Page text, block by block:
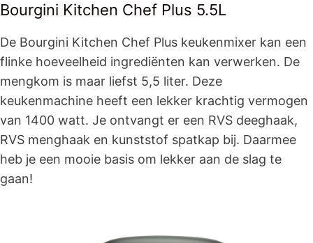
Bourgini Kitchen Chef Plus 5.5L
De Bourgini Kitchen Chef Plus keukenmixer kan een
flinke hoeveelheid ingrediënten kan verwerken. De
mengkom is maar liefst 5,5 liter. Deze
keukenmachine heeft een lekker krachtig vermogen
van 1400 watt. Je ontvangt er een RVS deeghaak,
RVS menghaak en kunststof spatkap bij. Daarmee
heb je een mooie basis om lekker aan de slag te
gaan!